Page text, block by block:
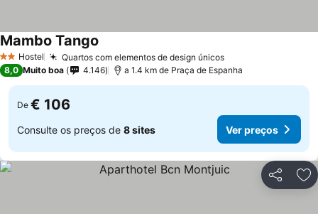
2 Estrelas
Hostel Quartos com elementos de design únicos
Mambo Tango
8,0 Muito boa 4.146 a 1.4 km de Praça de Espanha
De € 106
Consulte os preços de 8 sites Ver preços
Partilhar